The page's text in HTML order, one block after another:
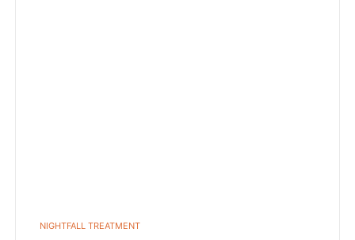
POSTED
NIGHTFALL TREATMENT